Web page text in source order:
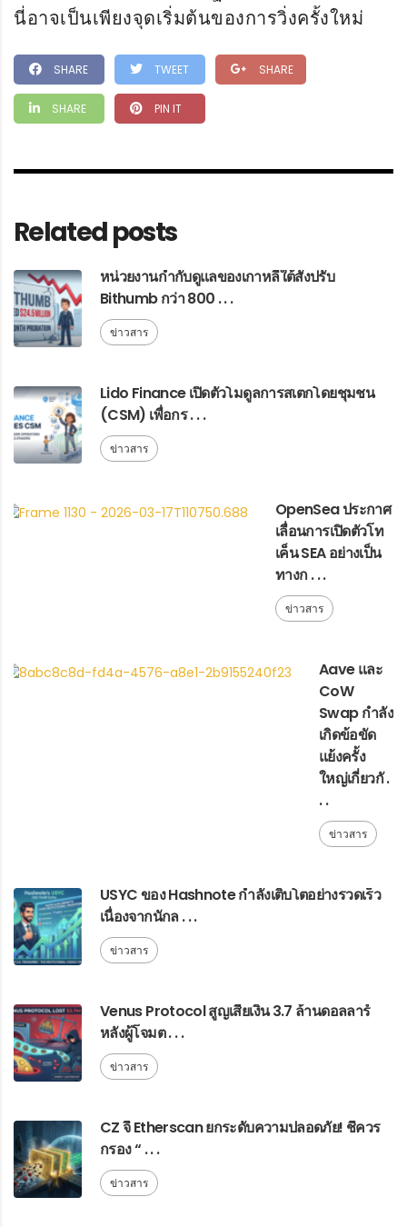
นี่อาจเป็นเพียงจุดเริ่มต้นของการวิ่งครั้งใหม่
SHARE TWEET SHARE
SHARE PIN IT
Related posts
หน่วยงานกำกับดูแลของเกาหลีใต้สั่งปรับ
Bithumb กว่า 800 . . .
ข่าวสาร
Lido Finance เปิดตัวโมดูลการสเตกโดยชุมชน
(CSM) เพื่อกร . . .
ข่าวสาร
OpenSea ประกาศ
เลื่อนการเปิดตัวโท
เค็น SEA อย่างเป็น
ทางก . . .
ข่าวสาร
Aave และ
CoW
Swap กำลัง
เกิดข้อขัด
แย้งครั้ง
ใหญ่เกี่ยวกั .
. .
ข่าวสาร
USYC ของ Hashnote กำลังเติบโตอย่างรวดเร็ว
เนื่องจากนักล . . .
ข่าวสาร
Venus Protocol สูญเสียเงิน 3.7 ล้านดอลลาร์
หลังผู้โจมต . . .
ข่าวสาร
CZ จี้ Etherscan ยกระดับความปลอดภัย! ชี้ควร
กรอง “ . . .
ข่าวสาร